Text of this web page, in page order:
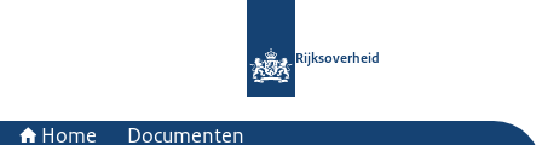
Rijksoverheid
Home Documenten